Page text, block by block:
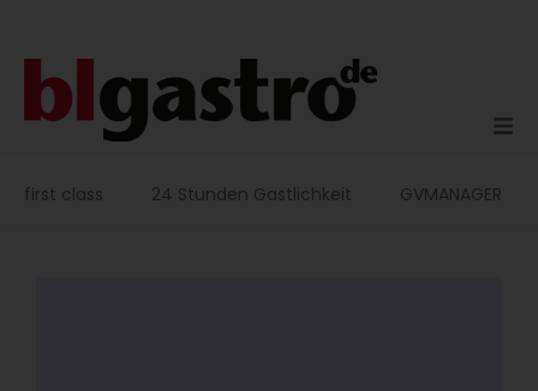
first class 24 Stunden Gastlichkeit GVMANAGER